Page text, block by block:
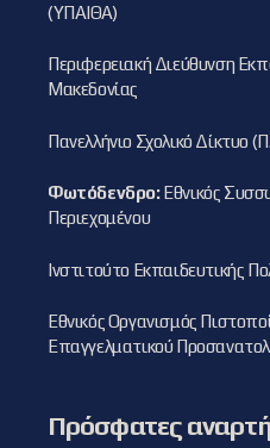
(ΥΠΑΙΘΑ)
Περιφερειακή Διεύθυνση
Μακεδονίας
Πανελλήνιο Σχολικό Δίκτυο
Φωτόδενδρο:Εθνικός
Περιεχομένου
Ινστιτούτο Εκπαιδευτικής
Εθνικός Οργανισμός
Επαγγελματικού
Πρόσφατες